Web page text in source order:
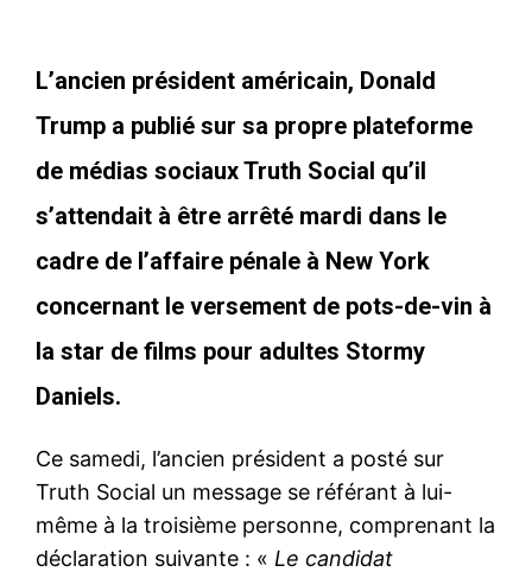
L’ancien président américain, Donald
Trump a publié sur sa propre plateforme
de médias sociaux Truth Social qu’il
s’attendait à être arrêté mardi dans le
cadre de l’affaire pénale à New York
concernant le versement de pots-de-vin à
la star de films pour adultes Stormy
Daniels.
Ce samedi, l’ancien président a posté sur
Truth Social un message se référant à lui-
même à la troisième personne, comprenant la
déclaration suivante : « Le candidat